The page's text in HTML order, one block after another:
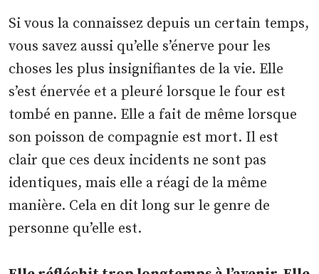
Si vous la connaissez depuis un certain temps,
vous savez aussi qu’elle s’énerve pour les
choses les plus insignifiantes de la vie. Elle
s’est énervée et a pleuré lorsque le four est
tombé en panne. Elle a fait de même lorsque
son poisson de compagnie est mort. Il est
clair que ces deux incidents ne sont pas
identiques, mais elle a réagi de la même
manière. Cela en dit long sur le genre de
personne qu’elle est.